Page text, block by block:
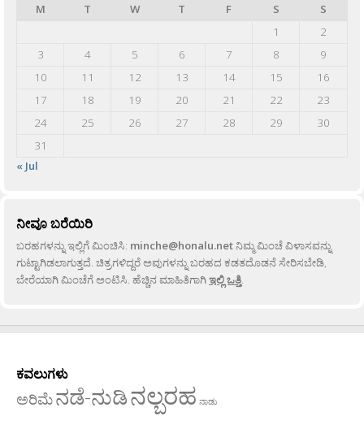
M
T W T F S
S
1
2
3
4 5 6 7 8
9
10
11 12 13 14 15
16
17
18 19 20 21 22
23
24
25 26 27 28 29
30
31
« Jul
ನೀವೂ ಬರೆಯಿರಿ
ಬರಹಗಳನ್ನು ಇಲ್ಲಿಗೆ ಮಿಂಚಿಸಿ: minche@honalu.netನಿಮ್ಮ ಮಿಂಚೆ ವಿಳಾಸವನ್ನು
ಗುಟ್ಟಾಗಿಡಲಾಗುತ್ತದೆ. ಚಿತ್ರಗಳಿದ್ದರೆ ಅವುಗಳನ್ನು ಬರಹದ ಕಡತದೊಡನೆ ಸೇರಿಸಬೇಡಿ,
ಬೇರೆಯಾಗಿ ಮಿಂಚೆಗೆ ಅಂಟಿಸಿ. ಹೆಚ್ಚಿನ ಮಾಹಿತಿಗಾಗಿಇಲ್ಲಿ ಒತ್ತಿ.
ಕವಲುಗಳು
ಅರಿಮೆನಡೆ-ನುಡಿನಲ್ಬರಹ ನಾಡು